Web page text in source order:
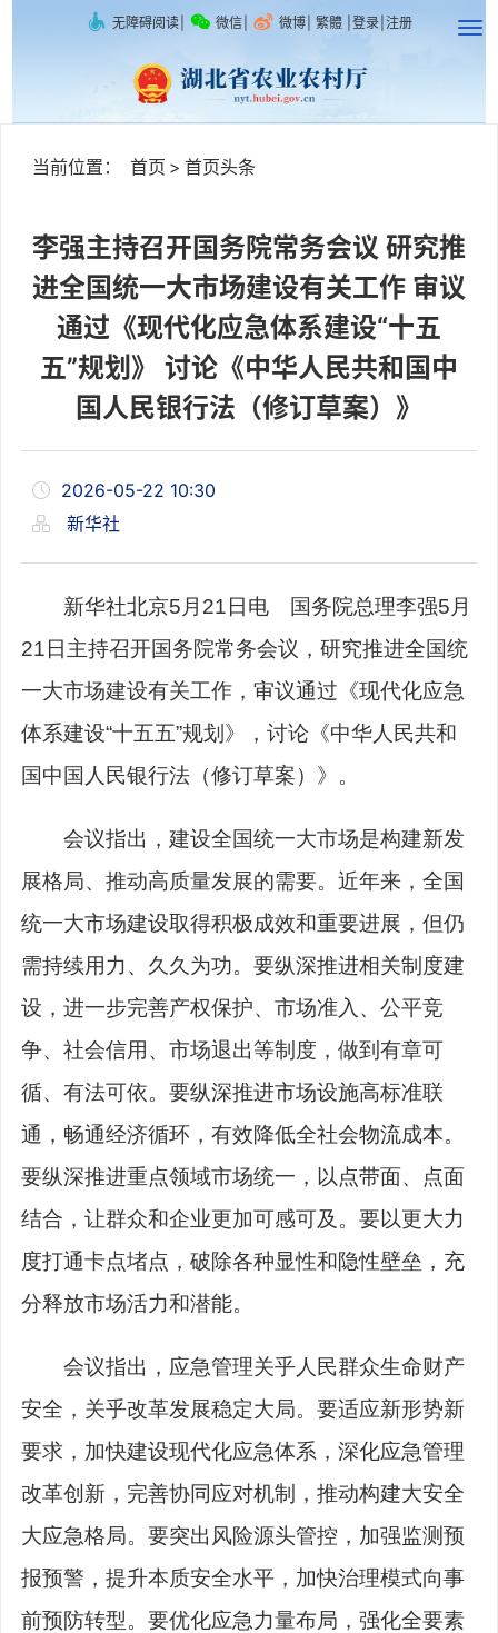
无障碍阅读 微信 微博 繁體 登录 注册
当前位置： 首页 > 首页头条
李强主持召开国务院常务会议 研究推
进全国统一大市场建设有关工作 审议
通过《现代化应急体系建设“十五
五”规划》 讨论《中华人民共和国中
国人民银行法（修订草案）》
2026-05-22 10:30
新华社
新华社北京5月21日电 国务院总理李强5月
21日主持召开国务院常务会议，研究推进全国统
一大市场建设有关工作，审议通过《现代化应急
体系建设“十五五”规划》，讨论《中华人民共和
国中国人民银行法（修订草案）》。
会议指出，建设全国统一大市场是构建新发
展格局、推动高质量发展的需要。近年来，全国
统一大市场建设取得积极成效和重要进展，但仍
需持续用力、久久为功。要纵深推进相关制度建
设，进一步完善产权保护、市场准入、公平竞
争、社会信用、市场退出等制度，做到有章可
循、有法可依。要纵深推进市场设施高标准联
通，畅通经济循环，有效降低全社会物流成本。
要纵深推进重点领域市场统一，以点带面、点面
结合，让群众和企业更加可感可及。要以更大力
度打通卡点堵点，破除各种显性和隐性壁垒，充
分释放市场活力和潜能。
会议指出，应急管理关乎人民群众生命财产
安全，关乎改革发展稳定大局。要适应新形势新
要求，加快建设现代化应急体系，深化应急管理
改革创新，完善协同应对机制，推动构建大安全
大应急格局。要突出风险源头管控，加强监测预
报预警，提升本质安全水平，加快治理模式向事
前预防转型。要优化应急力量布局，强化全要素